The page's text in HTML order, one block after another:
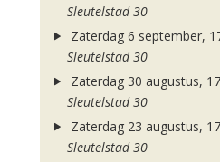
Sleutelstad 30
Zaterdag 6 september,
Sleutelstad 30
Zaterdag 30 augustus,
Sleutelstad 30
Zaterdag 23 augustus,
Sleutelstad 30